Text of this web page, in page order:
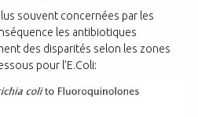
souvent concernées par les
les antibiotiques
des disparités selon les zones
pour l’E.Coli: